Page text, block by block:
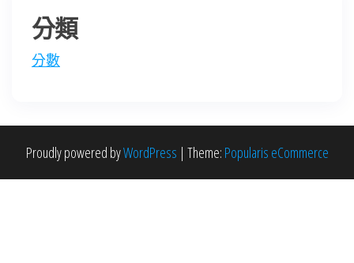
分類
分數
Proudly powered byWordPress | Theme: Popularis eCommerce